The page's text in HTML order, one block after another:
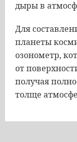
дыры в
Для
планеты
озонометр,
от
получая
толще